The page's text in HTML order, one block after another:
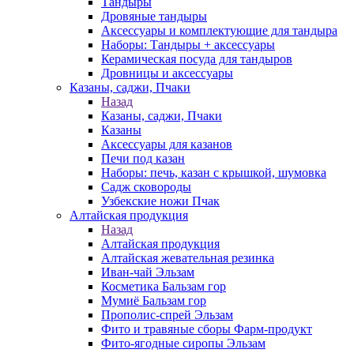
Дровяные тандыры
Аксессуары и комплектующие для тандыра
Наборы: Тандыры + аксессуары
Керамическая посуда для тандыров
Дровницы и аксессуары
Казаны, саджи, Пчаки
Назад
Казаны, саджи, Пчаки
Казаны
Аксессуары для казанов
Печи под казан
Наборы: печь, казан с крышкой, шумовка
Садж сковороды
Узбекские ножи Пчак
Алтайская продукция
Назад
Алтайская продукция
Алтайская жевательная резинка
Иван-чай Эльзам
Косметика Бальзам гор
Мумиё Бальзам гор
Прополис-спрей Эльзам
Фито и травяные сборы Фарм-продукт
Фито-ягодные сиропы Эльзам